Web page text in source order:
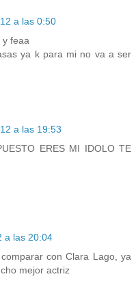
a las 0:50
feaa
ya k para mi no va a ser
a las 19:53
ERES MI IDOLO TE
a las 20:04
con Clara Lago, ya
mejor actriz